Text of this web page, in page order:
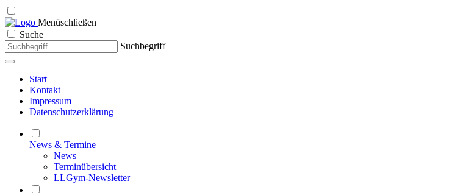
Menüschließen
Suche
Suchbegriff
Start
Kontakt
Impressum
Datenschutzerklärung
News & Termine
News
Terminübersicht
LLGym-Newsletter